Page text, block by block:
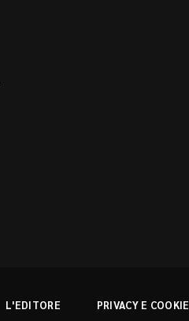
L'EDITORE PRIVACY E COOKIE